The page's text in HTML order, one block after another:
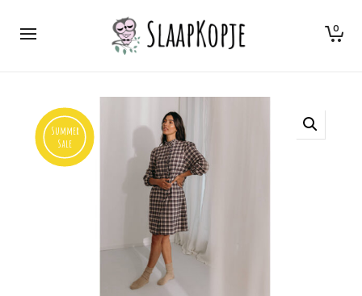
0
Summer
Sale